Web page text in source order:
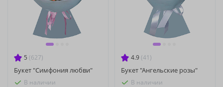
5 (627)
Букет "Симфония любви"
В наличии
4.9 (41)
Букет "Ангельские розы"
В наличии